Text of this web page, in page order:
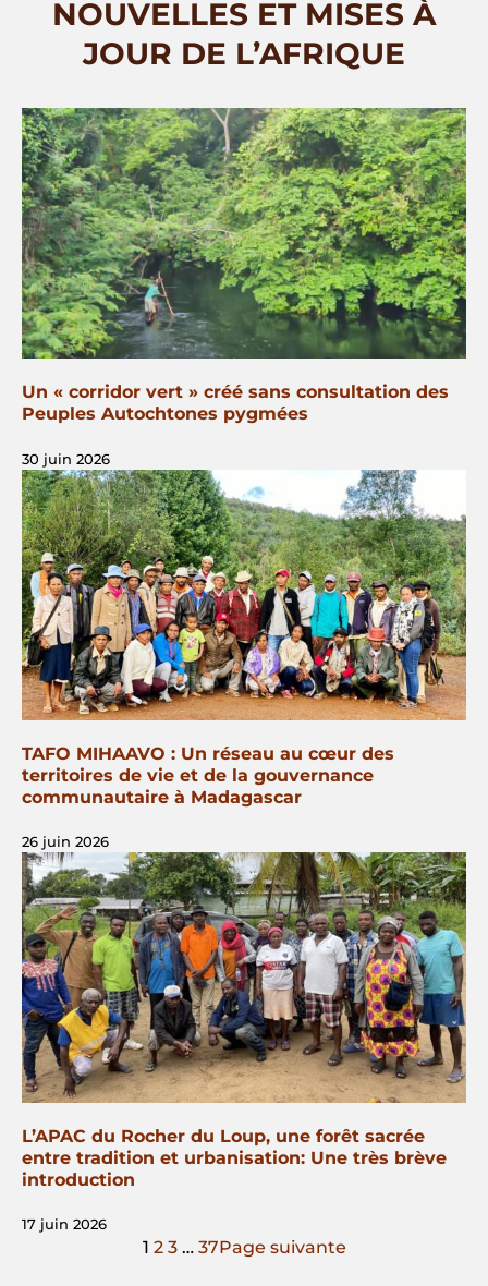
NOUVELLES ET MISES À
JOUR DE L’AFRIQUE
Un « corridor vert » créé sans consultation des
Peuples Autochtones pygmées
30 juin 2026
TAFO MIHAAVO : Un réseau au cœur des
territoires de vie et de la gouvernance
communautaire à Madagascar
26 juin 2026
L’APAC du Rocher du Loup, une forêt sacrée
entre tradition et urbanisation: Une très brève
introduction
17 juin 2026
1 2 3 … 37Page suivante